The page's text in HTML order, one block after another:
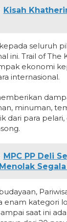
Kisah
seluruh
ini. Trail of
ekonomi
internasional.
minuman,
dari para
MPC PP Deli
enam kategori
saat ini